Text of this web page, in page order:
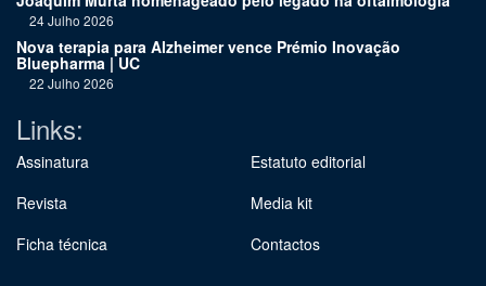
24 Julho 2026
Nova terapia para Alzheimer vence Prémio Inovação
Bluepharma | UC
22 Julho 2026
Links:
Assinatura
Revista
Ficha técnica
Estatuto editorial
Media kit
Contactos